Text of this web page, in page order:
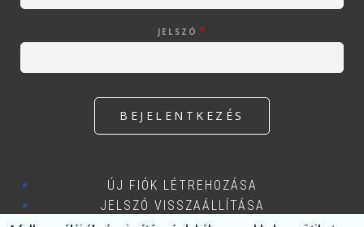
JELSZÓ
ÚJ FIÓK LÉTREHOZÁSA
JELSZÓ VISSZAÁLLÍTÁSA